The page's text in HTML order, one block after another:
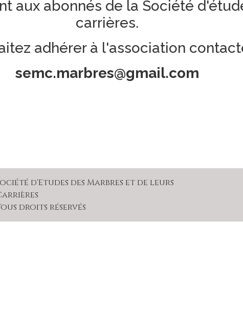
aux abonnés de la Société
carrières.
adhérer à l'association
semc.marbres@gmail.com
d'Etudes des Marbres et de leurs
droits réservés